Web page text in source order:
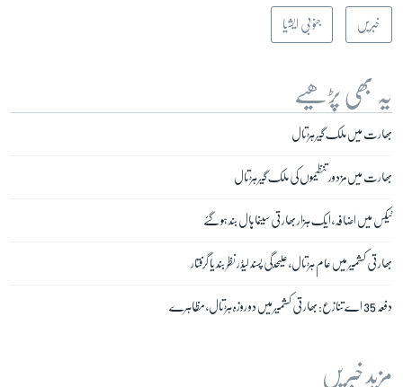
خبریں جنوبی ایشیا
یہ بھی پڑھیے
بھارت میں ملک گیر ہڑتال
بھارت میں مزدور تنظیموں کی ملک گیر ہڑتال
ٹیکس میں اضافہ، ایک ہزار بھارتی سینما ہال بند ہو گئے
بھارتی کشمیر میں عام ہڑتال، علیحدگی پسند لیڈر نظر بند یا گرفتار
دفعہ 35 اے تنازع: بھارتی کشمیر میں دو روزہ ہڑتال، مظاہرے
مزید خبریں